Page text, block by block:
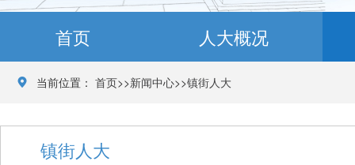
首页 人大概况
 当前位置： 首页>>新闻中心>>镇街人大
镇街人大